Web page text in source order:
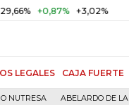
+0,87% +3,02% DTF
LEGALES CAJA FUERTE
NUTRESA ABELARDO DE